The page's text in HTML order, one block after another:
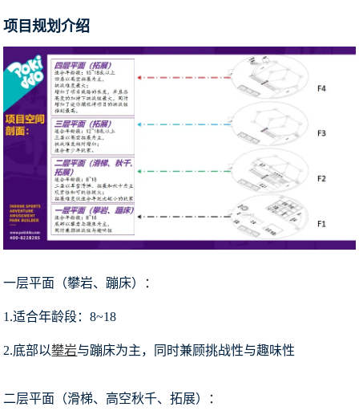
项目规划介绍
一层平面（攀岩、蹦床）：
1.适合年龄段：8~18
2.底部以攀岩与蹦床为主，同时兼顾挑战性与趣味性
二层平面（滑梯、高空秋千、拓展）：